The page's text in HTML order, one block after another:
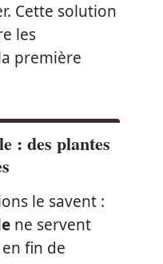
Cette solution
les
première
: des plantes
le savent :
ne servent
fin de